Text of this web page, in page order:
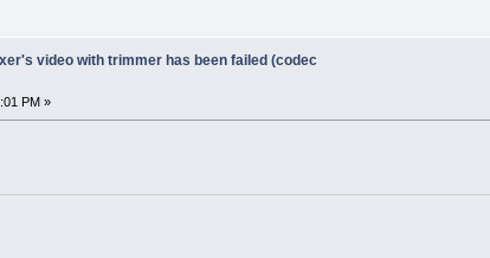
video with trimmer has been failed (codec
PM »